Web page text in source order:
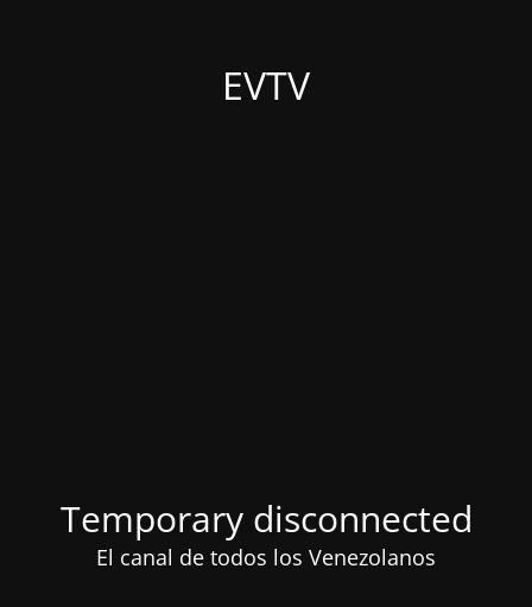
EVTV
Temporary disconnected
El canal de todos los Venezolanos